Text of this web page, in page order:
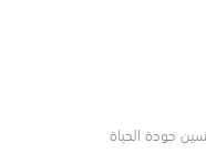
جودة الحياة